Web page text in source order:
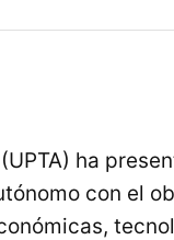
ha
con el